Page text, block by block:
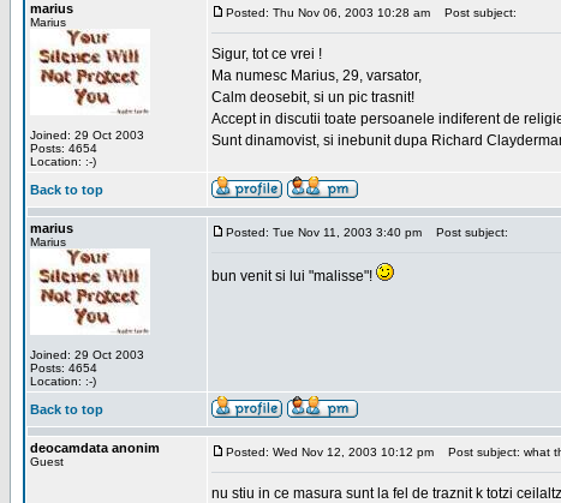
marius
Marius
Joined: 29 Oct 2003
Posts: 4654
Location: :-)
Posted: Thu Nov 06, 2003 10:28 am Post subject:
Sigur, tot ce vrei !
Ma numesc Marius, 29, varsator,
Calm deosebit, si un pic trasnit!
Accept in discutii toate persoanele indiferent de
Sunt dinamovist, si inebunit dupa Richard
Back to top
marius
Marius
Joined: 29 Oct 2003
Posts: 4654
Location: :-)
Posted: Tue Nov 11, 2003 3:40 pm Post subject:
bun venit si lui "malisse"!
Back to top
deocamdata anonim
Guest
Posted: Wed Nov 12, 2003 10:12 pm Post subject: what
nu stiu in ce masura sunt la fel de traznit k totzi